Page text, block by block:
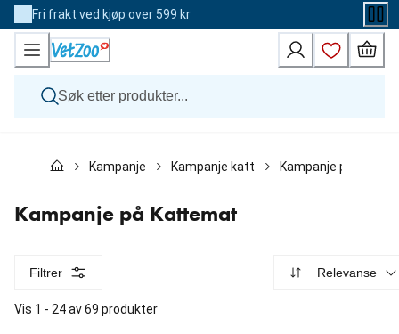
Skip
to
Content
Fri frakt ved kjøp over 599 kr
Katt
Andre dyr
Merker
Kampanje Kampanje katt Kampanje på
Kampanje på Kattemat
Filtrer Relevanse
Vis 1 - 24 av 69 produkter